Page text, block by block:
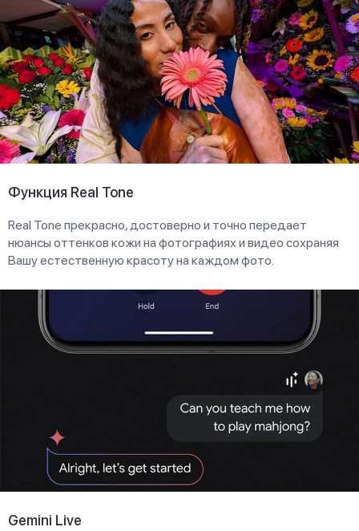
Функция Real Tone
Real Tone прекрасно, достоверно и точно передает
нюансы оттенков кожи на фотографиях и видео сохраняя
Вашу естественную красоту на каждом фото.
Gemini Live